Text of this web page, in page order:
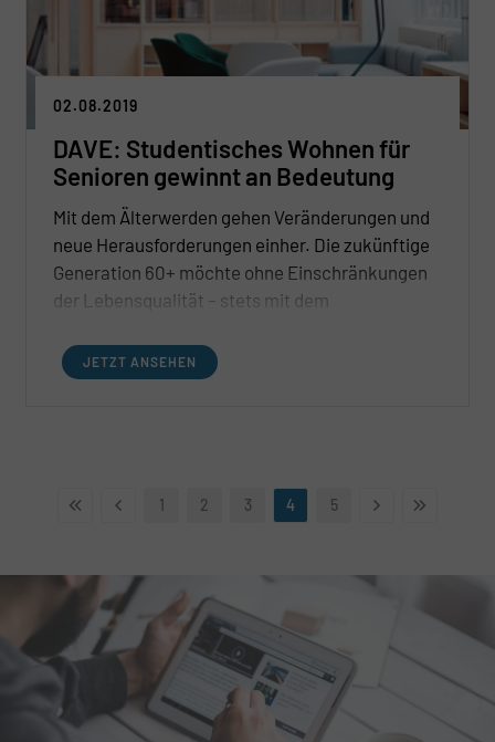
02.08.2019
DAVE: Studentisches Wohnen für
Senioren gewinnt an Bedeutung
Mit dem Älterwerden gehen Veränderungen und
neue Herausforderungen einher. Die zukünftige
Generation 60+ möchte ohne Einschränkungen
der Lebensqualität – stets mit dem
selbstbestimmt in der eigenen Wohnung sowie
im gewohnten Wohnviertel zu leben – gelassen
JETZT ANSEHEN
1 2 3 4 5